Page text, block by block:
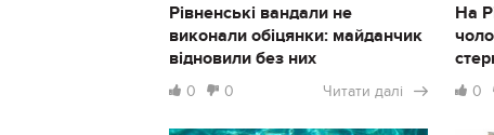
Рівненські вандали не
виконали обіцянки: майданчик
відновили без них
0 0 Читати далі
На
0